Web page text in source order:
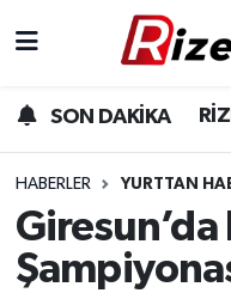
SON DAKİKA
HABERLER YURTTAN
Gündem
Yurttan
Ekonomi
Rize Hava
Rize Trafik
Süper Lig Puan